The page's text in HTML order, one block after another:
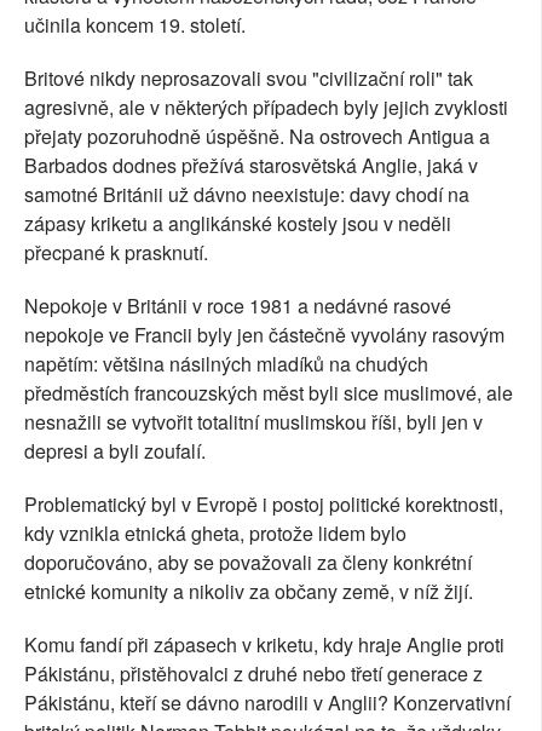
učinila koncem 19. století.
Britové nikdy neprosazovali svou "civilizační roli" tak
agresivně, ale v některých případech byly jejich zvyklosti
přejaty pozoruhodně úspěšně. Na ostrovech Antigua a
Barbados dodnes přežívá starosvětská Anglie, jaká v
samotné Británii už dávno neexistuje: davy chodí na
zápasy kriketu a anglikánské kostely jsou v neděli
přecpané k prasknutí.
Nepokoje v Británii v roce 1981 a nedávné rasové
nepokoje ve Francii byly jen částečně vyvolány rasovým
napětím: většina násilných mladíků na chudých
předměstích francouzských měst byli sice muslimové, ale
nesnažili se vytvořit totalitní muslimskou říši, byli jen v
depresi a byli zoufalí.
Problematický byl v Evropě i postoj politické korektnosti,
kdy vznikla etnická gheta, protože lidem bylo
doporučováno, aby se považovali za členy konkrétní
etnické komunity a nikoliv za občany země, v níž žijí.
Komu fandí při zápasech v kriketu, kdy hraje Anglie proti
Pákistánu, přistěhovalci z druhé nebo třetí generace z
Pákistánu, kteří se dávno narodili v Anglii? Konzervativní